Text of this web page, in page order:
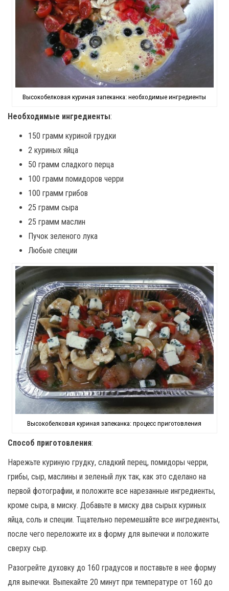
Высокобелковая куриная запеканка: необходимые ингредиенты
Необходимые ингредиенты:
150 грамм куриной грудки
2 куриных яйца
50 грамм сладкого перца
100 грамм помидоров черри
100 грамм грибов
25 грамм сыра
25 грамм маслин
Пучок зеленого лука
Любые специи
Высокобелковая куриная запеканка: процесс приготовления
Способ приготовления:
Нарежьте куриную грудку, сладкий перец, помидоры черри,
грибы, сыр, маслины и зеленый лук так, как это сделано на
первой фотографии, и положите все нарезанные ингредиенты,
кроме сыра, в миску. Добавьте в миску два сырых куриных
яйца, соль и специи. Тщательно перемешайте все ингредиенты,
после чего переложите их в форму для выпечки и положите
сверху сыр.
Разогрейте духовку до 160 градусов и поставьте в нее форму
для выпечки. Выпекайте 20 минут при температуре от 160 до